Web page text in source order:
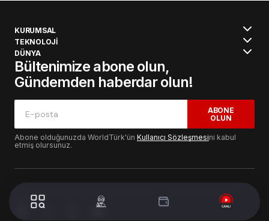
KURUMSAL
TEKNOLOJİ
DÜNYA
Bültenimize abone olun,
Gündemden haberdar olun!
ABONE
OLUN
Abone olduğunuzda WorldTürk'ün Kullanıcı Sözleşmesini kabul
etmiş olursunuz.
© 2024 WorldTurk. Tüm Hakları Saklıdır. - Tasarım & Geliştirme :
Volion's